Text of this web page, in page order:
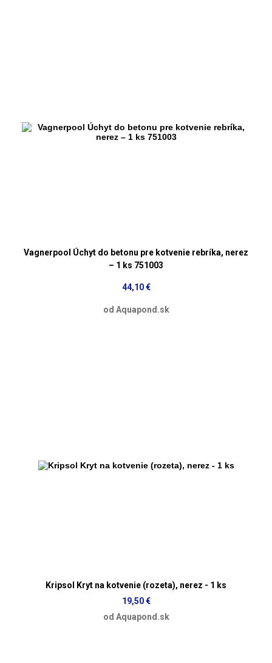
Vagnerpool Úchyt do betonu pre kotvenie rebríka, nerez
– 1 ks 751003
44,10 €
od Aquapond.sk
Kripsol Kryt na kotvenie (rozeta), nerez - 1 ks
19,50 €
od Aquapond.sk